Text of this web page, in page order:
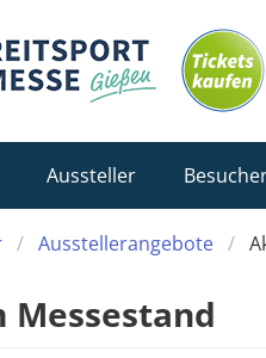
Aussteller
Ausstellerangebote